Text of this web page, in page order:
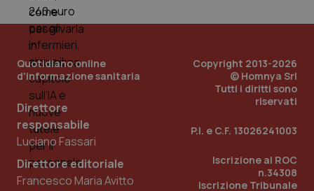
Quotidiano online
d'informazione sanitaria
Direttore
responsabile
Luciano Fassari
Direttore editoriale
Francesco Maria Avitto
Copyright 2013-2026
© Homnya Srl
Tutti i diritti sono
riservati
P.I. e C.F. 13026241003
Iscrizione al ROC
n.34308
Iscrizione Tribunale